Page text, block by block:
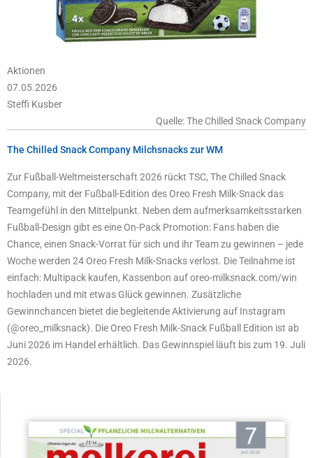
Aktionen
07.05.2026
Steffi Kusber
Quelle: The Chilled Snack Company
The Chilled Snack Company Milchsnacks zur WM
Zur Fußball-Weltmeisterschaft 2026 rückt TSC, The Chilled Snack
Company, mit der Fußball-Edition des Oreo Fresh Milk-Snack das
Teamgefühl in den Mittelpunkt. Neben dem aufmerksamkeitsstarken
Fußball-Design gibt es eine On-Pack Promotion: Fans haben die
Chance, einen Snack-Vorrat für sich und ihr Team zu gewinnen – jede
Woche werden 24 Oreo Fresh Milk-Snacks verlost. Die Teilnahme ist
einfach: Multipack kaufen, Kassenbon auf oreo-milksnack.com/win
hochladen und mit etwas Glück gewinnen. Zusätzliche
Gewinnchancen bietet die begleitende Aktivierung auf Instagram
(@oreo_milksnack). Die Oreo Fresh Milk-Snack Fußball Edition ist ab
Juni 2026 im Handel erhältlich. Das Gewinnspiel läuft bis zum 19. Juli
2026.